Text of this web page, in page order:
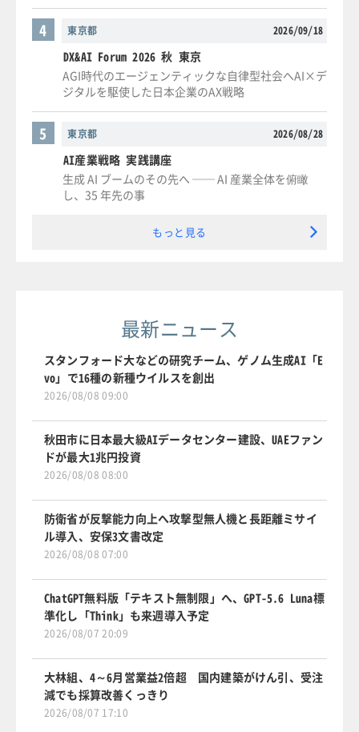
東京都 2026/09/18
4
DX&AI Forum 2026 秋 東京
AGI時代のエージェンティックな自律型社会へAI×デ
ジタルを駆使した日本企業のAX戦略
東京都 2026/08/28
5
AI産業戦略 実践講座
生成 AI ブームのその先へ ── AI 産業全体を俯瞰
し、35 年先の事
もっと見る
最新ニュース
スタンフォード大などの研究チーム、ゲノム生成AI「E
vo」で16種の新種ウイルスを創出
2026/08/08 09:00
秋田市に日本最大級AIデータセンター建設、UAEファン
ドが最大1兆円投資
2026/08/08 08:00
防衛省が反撃能力向上へ攻撃型無人機と長距離ミサイ
ル導入、安保3文書改定
2026/08/08 07:00
ChatGPT無料版「テキスト無制限」へ、GPT-5.6 Luna標
準化し「Think」も来週導入予定
2026/08/07 20:09
大林組、4～6月営業益2倍超 国内建築がけん引、受注
減でも採算改善くっきり
2026/08/07 17:10